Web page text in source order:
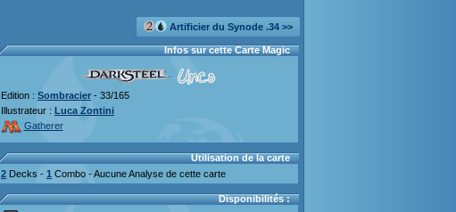
Artificier du Synode .34 >>
Infos sur cette Carte Magic
Edition : Sombracier - 33/165
Illustrateur : Luca Zontini
Gatherer
Utilisation de la carte
2 Decks - 1 Combo - Aucune Analyse de cette carte
Disponibilités :